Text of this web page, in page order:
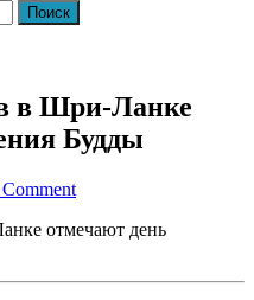
в Шри-Ланке
Будды